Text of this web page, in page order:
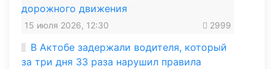
15 июля 2026, 12:30 2999
В Актобе задержали водителя, который
за три дня 33 раза нарушил правила